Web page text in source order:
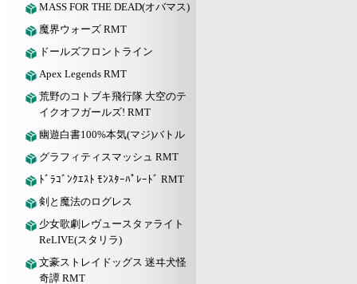
MASS FOR THE DEAD(オバマス)
魔界ウォーズ RMT
ドールズフロントライン
Apex Legends RMT
荒野のコトブキ飛行隊 大空のテ
イクオフガールズ! RMT
幽遊白書100%本気(マジ)バトル
グラフィティスマッシュ RMT
ﾄﾞﾗｺﾞﾝｸｴｽﾄ ﾓﾝｽﾀｰﾊﾟﾚｰﾄﾞ RMT
剣と魔法のログレス
少女歌劇レヴュースタァライト
ReLIVE(スタリラ)
文豪ストレイドッグス 迷ヰ犬怪
奇譚 RMT